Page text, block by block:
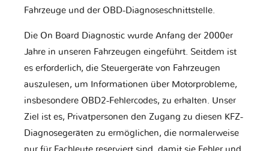
Fahrzeuge und der OBD-Diagnoseschnittstelle.
Die On Board Diagnostic wurde Anfang der 2000er
Jahre in unseren Fahrzeugen eingeführt. Seitdem ist
es erforderlich, die Steuergeräte von Fahrzeugen
auszulesen, um Informationen über Motorprobleme,
insbesondere OBD2-Fehlercodes, zu erhalten. Unser
Ziel ist es, Privatpersonen den Zugang zu diesen KFZ-
Diagnosegeräten zu ermöglichen, die normalerweise